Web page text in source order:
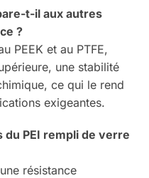
t-il aux autres
?
PEEK et au PTFE,
une stabilité
ce qui le rend
exigeantes.
du PEI rempli de verre
résistance